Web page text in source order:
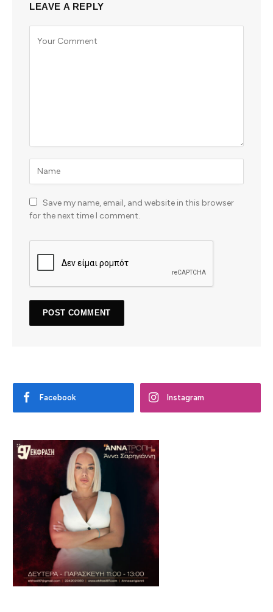
LEAVE A REPLY
Save my name, email, and website in this browser
for the next time I comment.
Facebook Instagram